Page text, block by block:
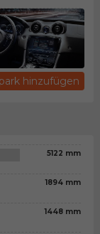
hinzufügen
5122 mm
1894 mm
1448 mm